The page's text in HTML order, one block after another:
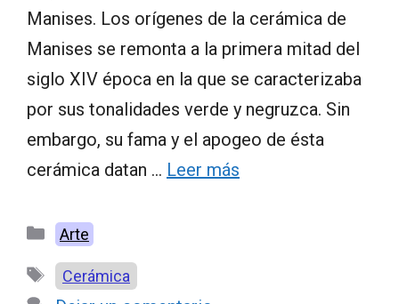
Manises. Los orígenes de la cerámica de
Manises se remonta a la primera mitad del
siglo XIV época en la que se caracterizaba
por sus tonalidades verde y negruzca. Sin
embargo, su fama y el apogeo de ésta
cerámica datan … Leer más
Categorías
Arte
Etiquetas
Cerámica